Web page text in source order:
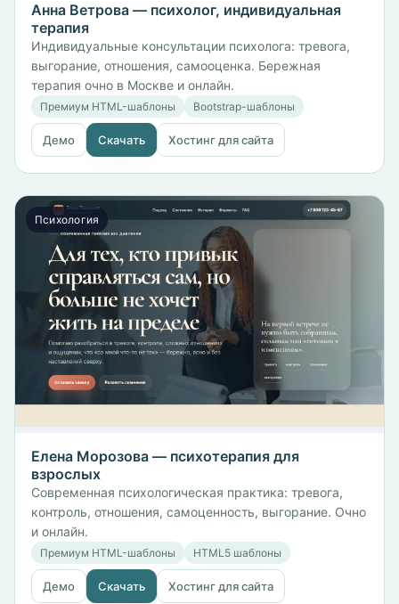
Анна Ветрова — психолог, индивидуальная
терапия
Индивидуальные консультации психолога: тревога,
выгорание, отношения, самооценка. Бережная
терапия очно в Москве и онлайн.
Премиум HTML-шаблоны Bootstrap-шаблоны
Демо Скачать Хостинг для сайта
Психология
Елена Морозова — психотерапия для
взрослых
Современная психологическая практика: тревога,
контроль, отношения, самоценность, выгорание. Очно
и онлайн.
Премиум HTML-шаблоны HTML5 шаблоны
Демо Скачать Хостинг для сайта